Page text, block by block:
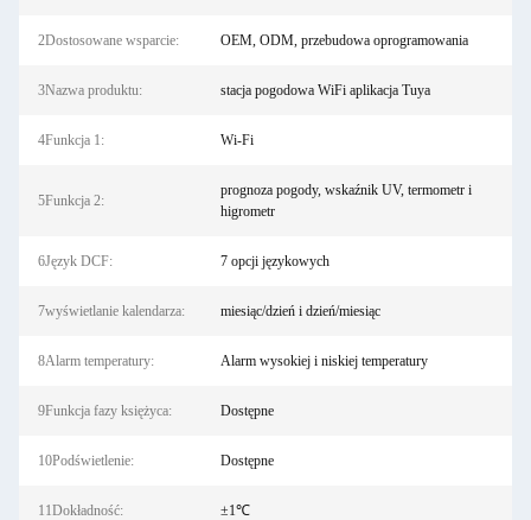
2Dostosowane wsparcie: OEM, ODM, przebudowa oprogramowania
3Nazwa produktu: stacja pogodowa WiFi aplikacja Tuya
4Funkcja 1: Wi-Fi
5Funkcja 2:
prognoza pogody, wskaźnik UV, termometr i
higrometr
6Język DCF: 7 opcji językowych
7wyświetlanie kalendarza: miesiąc/dzień i dzień/miesiąc
8Alarm temperatury: Alarm wysokiej i niskiej temperatury
9Funkcja fazy księżyca: Dostępne
10Podświetlenie: Dostępne
11Dokładność: ±1℃